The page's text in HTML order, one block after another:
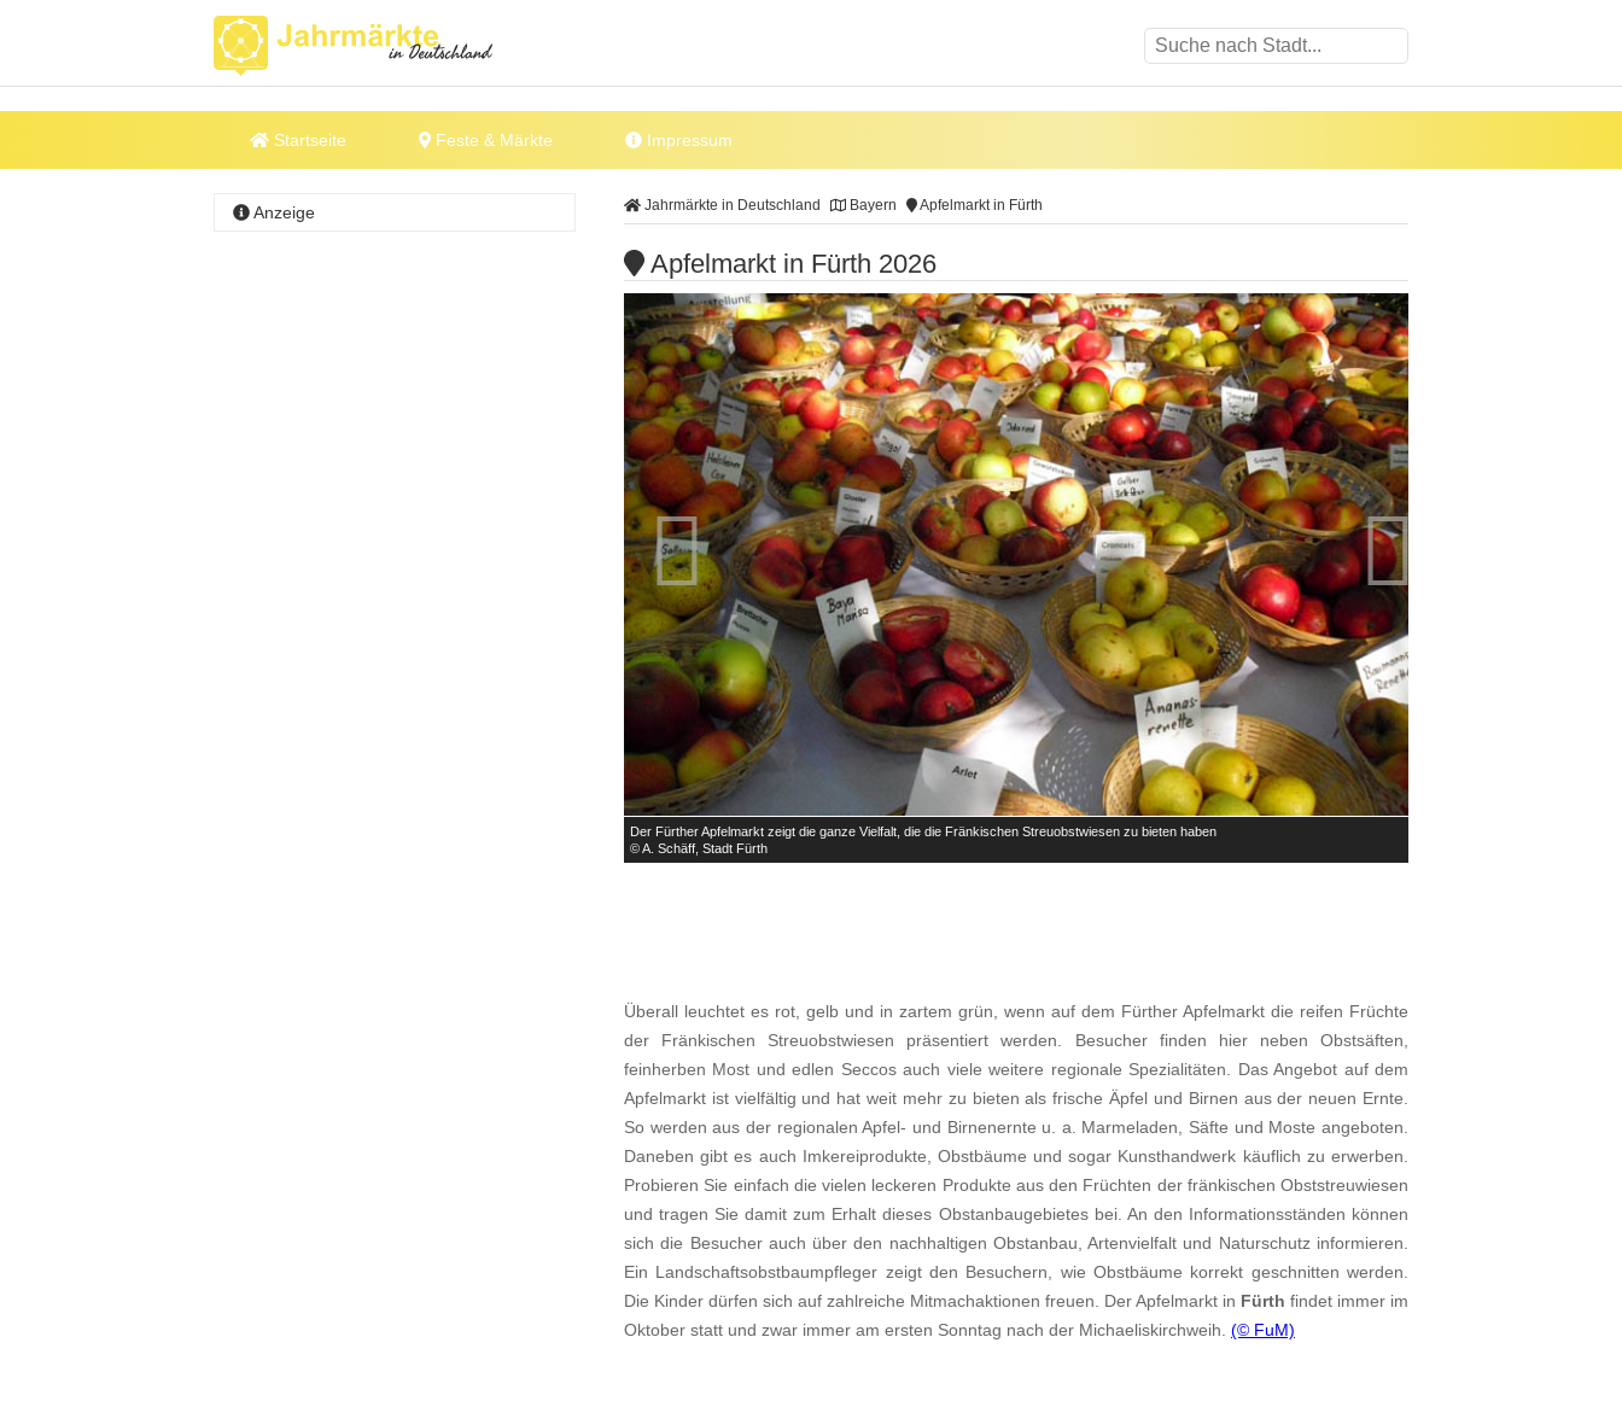
Startseite Feste & Märkte Impressum
Jahrmärkte in Deutschland Bayern Apfelmarkt in Fürth
Apfelmarkt in Fürth 2026
Der Fürther Apfelmarkt zeigt die ganze Vielfalt, die die Fränkischen Streuobstwiesen zu bieten haben
© A. Schäff, Stadt Fürth
 
Überall leuchtet es rot, gelb und in zartem grün, wenn auf dem Fürther Apfelmarkt die reifen Früchte
der Fränkischen Streuobstwiesen präsentiert werden. Besucher finden hier neben Obstsäften,
feinherben Most und edlen Seccos auch viele weitere regionale Spezialitäten. Das Angebot auf dem
Apfelmarkt ist vielfältig und hat weit mehr zu bieten als frische Äpfel und Birnen aus der neuen Ernte.
So werden aus der regionalen Apfel- und Birnenernte u. a. Marmeladen, Säfte und Moste angeboten.
Daneben gibt es auch Imkereiprodukte, Obstbäume und sogar Kunsthandwerk käuflich zu erwerben.
Probieren Sie einfach die vielen leckeren Produkte aus den Früchten der fränkischen Obststreuwiesen
und tragen Sie damit zum Erhalt dieses Obstanbaugebietes bei. An den Informationsständen können
sich die Besucher auch über den nachhaltigen Obstanbau, Artenvielfalt und Naturschutz informieren.
Ein Landschaftsobstbaumpfleger zeigt den Besuchern, wie Obstbäume korrekt geschnitten werden.
Die Kinder dürfen sich auf zahlreiche Mitmachaktionen freuen. Der Apfelmarkt in Fürth findet immer im
Oktober statt und zwar immer am ersten Sonntag nach der Michaeliskirchweih. (© FuM)
Anzeige